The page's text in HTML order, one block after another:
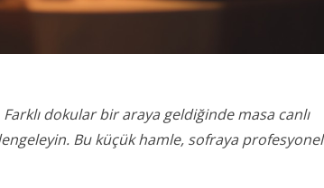
dokular bir araya geldiğinde masa canlı
Bu küçük hamle, sofraya profesyonel